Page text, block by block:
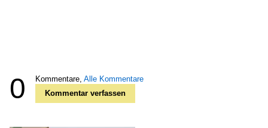
0 Kommentare, Alle Kommentare
Kommentar verfassen